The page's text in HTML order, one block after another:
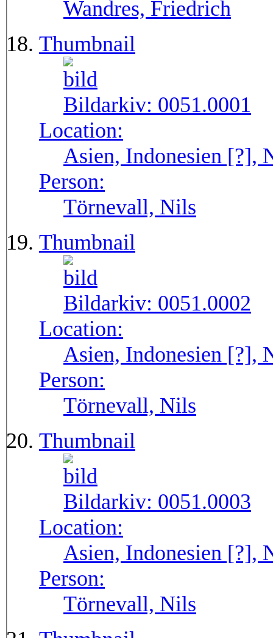
Wandres, Friedrich
Thumbnail
Bildarkiv: 0051.0001
Location:
Asien, Indonesien [?],
Person:
Törnevall, Nils
Thumbnail
Bildarkiv: 0051.0002
Location:
Asien, Indonesien [?],
Person:
Törnevall, Nils
Thumbnail
Bildarkiv: 0051.0003
Location:
Asien, Indonesien [?],
Person:
Törnevall, Nils